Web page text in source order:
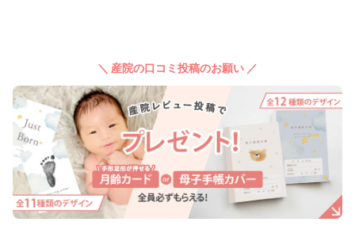
＼ 産院の口コミ投稿のお願い ／